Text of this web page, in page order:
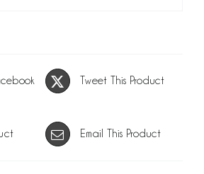
Tweet This Product
Email This Product